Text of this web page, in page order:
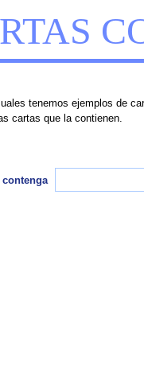
tenemos ejemplos de
cartas que la contienen.
contenga